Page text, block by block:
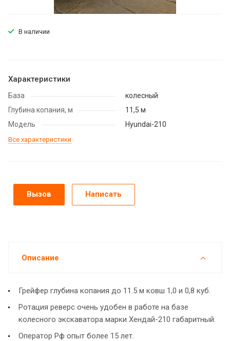
В наличии
Характеристики
База
колесный
Глубина копания, м
11,5 м
Модель
Hyundai-210
Все характеристики
Вызов Написать
Описание
Грейфер глубина копания до 11.5 м ковш 1,0 и 0,8 куб.
Ротация реверс очень удобен в работе на базе
колесного экскаватора марки Хендай-210 габаритный.
Оператор Рф опыт более 15 лет.